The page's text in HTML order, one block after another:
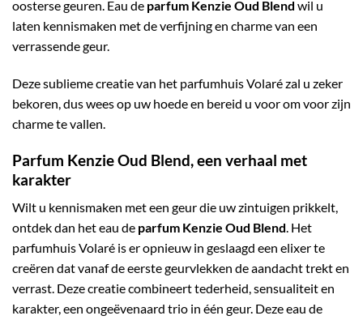
oosterse geuren. Eau de parfum Kenzie Oud Blend wil u
laten kennismaken met de verfijning en charme van een
verrassende geur.
Deze sublieme creatie van het parfumhuis Volaré zal u zeker
bekoren, dus wees op uw hoede en bereid u voor om voor zijn
charme te vallen.
Parfum Kenzie Oud Blend, een verhaal met
karakter
Wilt u kennismaken met een geur die uw zintuigen prikkelt,
ontdek dan het eau de parfum Kenzie Oud Blend. Het
parfumhuis Volaré is er opnieuw in geslaagd een elixer te
creëren dat vanaf de eerste geurvlekken de aandacht trekt en
verrast. Deze creatie combineert tederheid, sensualiteit en
karakter, een ongeëvenaard trio in één geur. Deze eau de